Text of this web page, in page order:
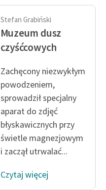
Stefan Grabiński
Muzeum dusz
czyśćcowych
Zachęcony niezwykłym
powodzeniem,
sprowadził specjalny
aparat do zdjęć
błyskawicznych przy
świetle magnezjowym
i zaczął utrwalać...
Czytaj więcej